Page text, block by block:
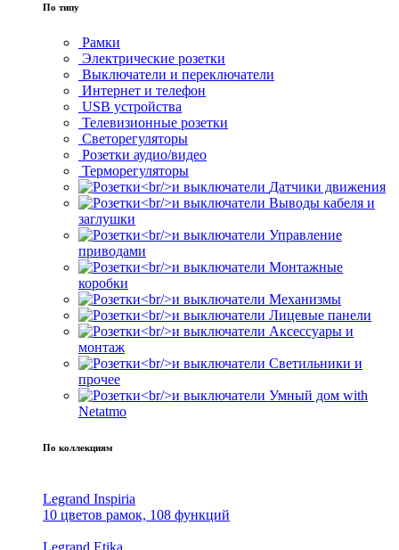
По типу
Рамки
Электрические розетки
Выключатели и переключатели
Интернет и телефон
USB устройства
Телевизионные розетки
Светорегуляторы
Розетки аудио/видео
Терморегуляторы
Датчики движения
Выводы кабеля и
заглушки
Управление
приводами
Монтажные
коробки
Механизмы
Лицевые панели
Аксессуары и
монтаж
Светильники и
прочее
Умный дом with
Netatmo
По коллекциям
Legrand Inspiria
10 цветов рамок, 108 функций
Legrand Etika